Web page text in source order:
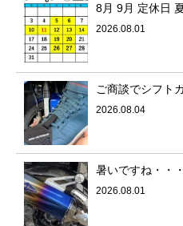
8月 9月 定休日
2026.08.01
ご商談でシフト
2026.08.04
暑いですね・・・
2026.08.01